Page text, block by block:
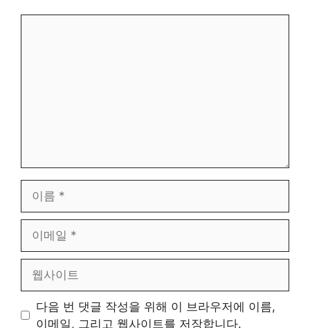
일
트
다음 번 댓글 작성을 위해 이 브라우저에 이름,
이메일, 그리고 웹사이트를 저장합니다.